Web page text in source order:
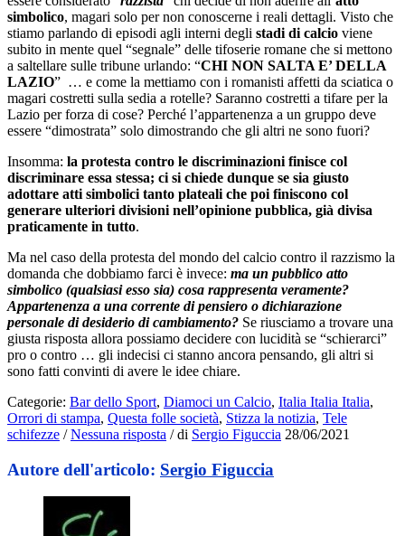
simbolico, magari solo per non conoscerne i reali dettagli. Visto che
stiamo parlando di episodi agli interni degli stadi di calcio viene
subito in mente quel “segnale” delle tifoserie romane che si mettono
a saltellare sulle tribune urlando: “CHI NON SALTA E’ DELLA
LAZIO” … e come la mettiamo con i romanisti affetti da sciatica o
magari costretti sulla sedia a rotelle? Saranno costretti a tifare per la
Lazio per forza di cose? Perché l’appartenenza a un gruppo deve
essere “dimostrata” solo dimostrando che gli altri ne sono fuori?
Insomma: la protesta contro le discriminazioni finisce col
discriminare essa stessa; ci si chiede dunque se sia giusto
adottare atti simbolici tanto plateali che poi finiscono col
generare ulteriori divisioni nell’opinione pubblica, già divisa
praticamente in tutto.
Ma nel caso della protesta del mondo del calcio contro il razzismo la
domanda che dobbiamo farci è invece: ma un pubblico atto
simbolico (qualsiasi esso sia) cosa rappresenta veramente?
Appartenenza a una corrente di pensiero o dichiarazione
personale di desiderio di cambiamento? Se riusciamo a trovare una
giusta risposta allora possiamo decidere con lucidità se “schierarci”
pro o contro … gli indecisi ci stanno ancora pensando, gli altri si
sono fatti convinti di avere le idee chiare.
Categorie: Bar dello Sport, Diamoci un Calcio, Italia Italia Italia,
Orrori di stampa, Questa folle società, Stizza la notizia, Tele
schifezze / Nessuna risposta /di Sergio Figuccia 28/06/2021
Autore dell'articolo: Sergio Figuccia